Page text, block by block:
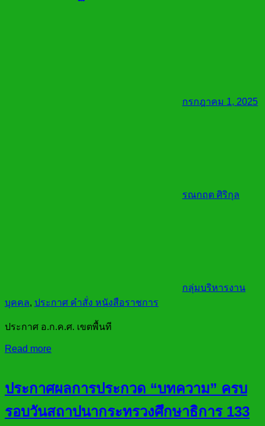
กรกฎาคม 1, 2025
รณกฤต ศิริกุล
กลุ่มบริหารงาน
บุคคล, ประกาศ คำสั่ง หนังสือราชการ
ประกาศ อ.ก.ค.ศ. เขตพื้นที
Read more
ประกาศผลการประกวด “บทความ” ครบ
รอบวันสถาปนากระทรวงศึกษาธิการ 133